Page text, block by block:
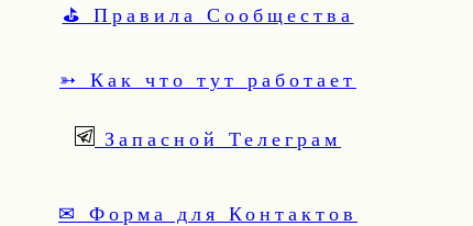
⛳ Правила Сообщества
➳ Как что тут работает
Запасной Телеграм
✉ Форма для Контактов